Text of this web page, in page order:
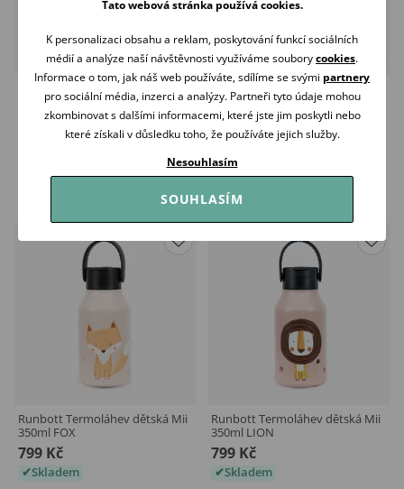
Runbott Termoláhev dětská Mii
350ml BEAR
799 Kč
Skladem
Koupit
Runbott Termoláhev dětská Mii
350ml BRAQUIOSAURUS
799 Kč
Skladem
Koupit
Runbott Termoláhev dětská Mii
350ml FOX
799 Kč
Skladem
Runbott Termoláhev dětská Mii
350ml LION
799 Kč
Skladem
Tato webová stránka používá cookies.
K personalizaci obsahu a reklam, poskytování funkcí sociálních
médií a analýze naší návštěvnosti využíváme souborycookies.
Informace o tom, jak náš web používáte, sdílíme se svými partnery
pro sociální média, inzerci a analýzy. Partneři tyto údaje mohou
zkombinovat s dalšími informacemi, které jste jim poskytli nebo
které získali v důsledku toho, že používáte jejich služby.
Nesouhlasím
SOUHLASÍM